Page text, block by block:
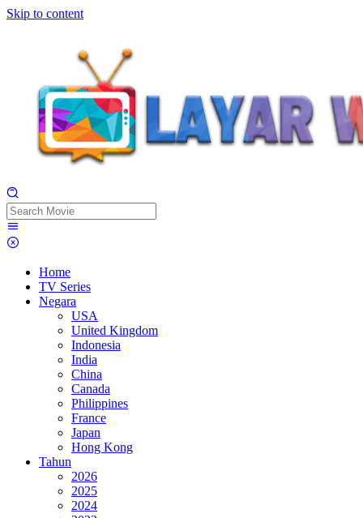
Skip to content
Home
TV Series
Negara
USA
United Kingdom
Indonesia
India
China
Canada
Philippines
France
Japan
Hong Kong
Tahun
2026
2025
2024